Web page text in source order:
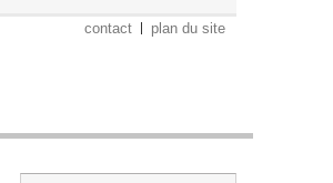
contact plan du site